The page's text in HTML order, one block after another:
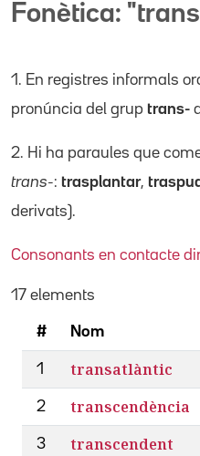
Fonètica:
1. En registres informals
pronúncia del grup trans-
2. Hi ha paraules que
trans-: trasplantar,
derivats).
Consonants en contacte
17 elements
# Nom
1 transatlàntic
2 transcendència
3 transcendent